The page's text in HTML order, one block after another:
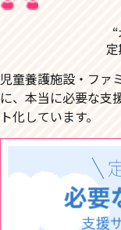
児童養護施設・ファ
に、本当に必要な支
ト化しています。